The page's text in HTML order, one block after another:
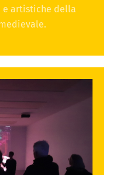
artistiche della